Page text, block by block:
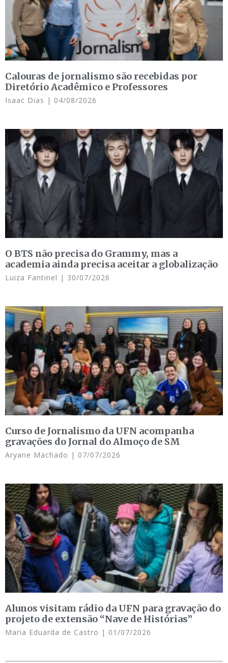
Calouras de jornalismo são recebidas por
Diretório Acadêmico e Professores
Isaac Dias 04/08/2026
O BTS não precisa do Grammy, mas a
academia ainda precisa aceitar a globalização
Luiza Fantinel 30/07/2026
Curso de Jornalismo da UFN acompanha
gravações do Jornal do Almoço de SM
Aryane Machado 07/07/2026
Alunos visitam rádio da UFN para gravação do
projeto de extensão “Nave de Histórias”
Maria Eduarda de Castro 01/07/2026